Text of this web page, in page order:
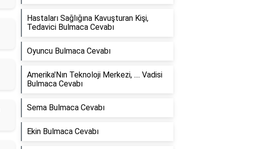
Hastaları Sağlığına Kavuşturan Kişi,
Tedavici Bulmaca Cevabı
Oyuncu Bulmaca Cevabı
Amerika'Nın Teknoloji Merkezi, .... Vadisi
Bulmaca Cevabı
Sema Bulmaca Cevabı
Ekin Bulmaca Cevabı